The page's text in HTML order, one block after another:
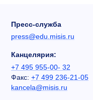
Пресс-служба
press@edu.misis.ru
Канцелярия:
+7 495 955-00- 32
Факс: +7 499 236-21-05
kancela@misis.ru